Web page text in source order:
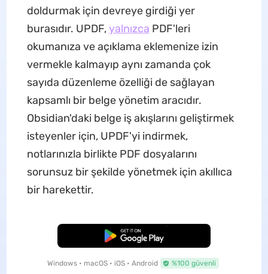
doldurmak için devreye girdiği yer
burasıdır. UPDF,yalnızca PDF'leri
okumanıza ve açıklama eklemenize izin
vermekle kalmayıp aynı zamanda çok
sayıda düzenleme özelliği de sağlayan
kapsamlı bir belge yönetim aracıdır.
Obsidian'daki belge iş akışlarını geliştirmek
isteyenler için, UPDF'yi indirmek,
notlarınızla birlikte PDF dosyalarını
sorunsuz bir şekilde yönetmek için akıllıca
bir harekettir.
Ücretsiz İndirme
Windows • macOS • iOS • Android %100 güvenli